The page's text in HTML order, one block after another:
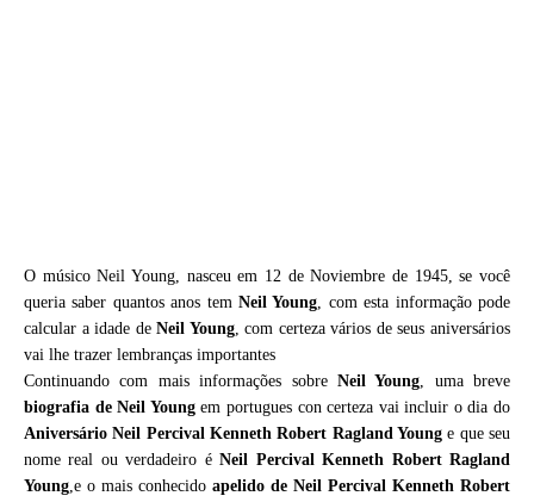
O músico Neil Young, nasceu em 12 de Noviembre de 1945, se você
queria saber quantos anos tem Neil Young, com esta informação pode
calcular a idade deNeil Young, com certeza vários de seus aniversários
vai lhe trazer lembranças importantes
Continuando com mais informações sobre Neil Young, uma breve
biografia deNeil Youngem portugues con certeza vai incluir o dia do
Aniversário Neil Percival Kenneth Robert Ragland Young e que seu
nome real ou verdadeiro éNeil Percival Kenneth Robert Ragland
Young,e o mais conhecido apelido de Neil Percival Kenneth Robert